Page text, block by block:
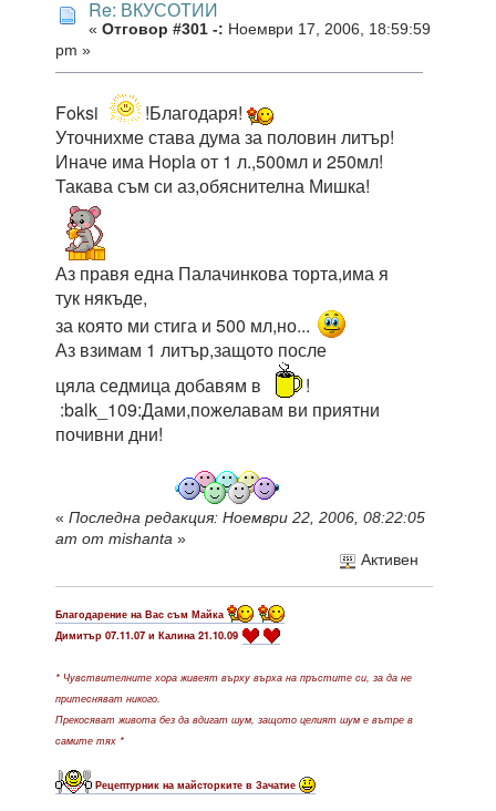
Re: ВКУСОТИИ
« Отговор #301 -: Ноември 17, 2006, 18:59:59
pm »
Foksi
!Благодаря!
Уточнихме става дума за половин литър!
Иначе има Hopla от 1 л.,500мл и 250мл!
Такава съм си аз,обяснителна Мишка!
Аз правя една Палачинкова торта,има я
тук някъде,
за която ми стига и 500 мл,но...
Аз взимам 1 литър,защото после
цяла седмица добавям в
!
:balk_109:Дами,пожелавам ви приятни
почивни дни!
« Последна редакция: Ноември 22, 2006, 08:22:05
am от mishanta »
Активен
Благодарение на Вас съм Майка
Димитър 07.11.07 и Калина 21.10.09
* Чувствителните хора живеят върху върха на пръстите си, за да не
притесняват никого.
Прекосяват живота без да вдигат шум, защото целият шум е вътре в
самите тях *
Рецептурник на майсторките в Зачатие